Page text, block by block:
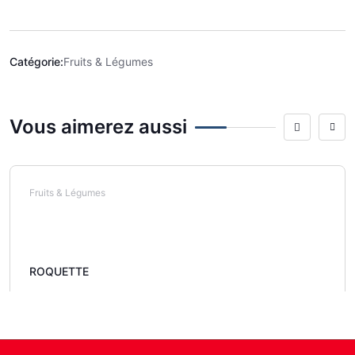
Catégorie:Fruits & Légumes
Vous aimerez aussi
Fruits & Légumes
ROQUETTE